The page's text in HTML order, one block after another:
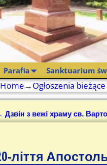
Parafia Sanktuarium
Home→Ogłoszenia bieżące
Дзвін з вежі храму св.
ліття